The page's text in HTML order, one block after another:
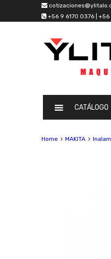
+56 9 6170 0376 |
CATÁLOGO
Home MAKITA